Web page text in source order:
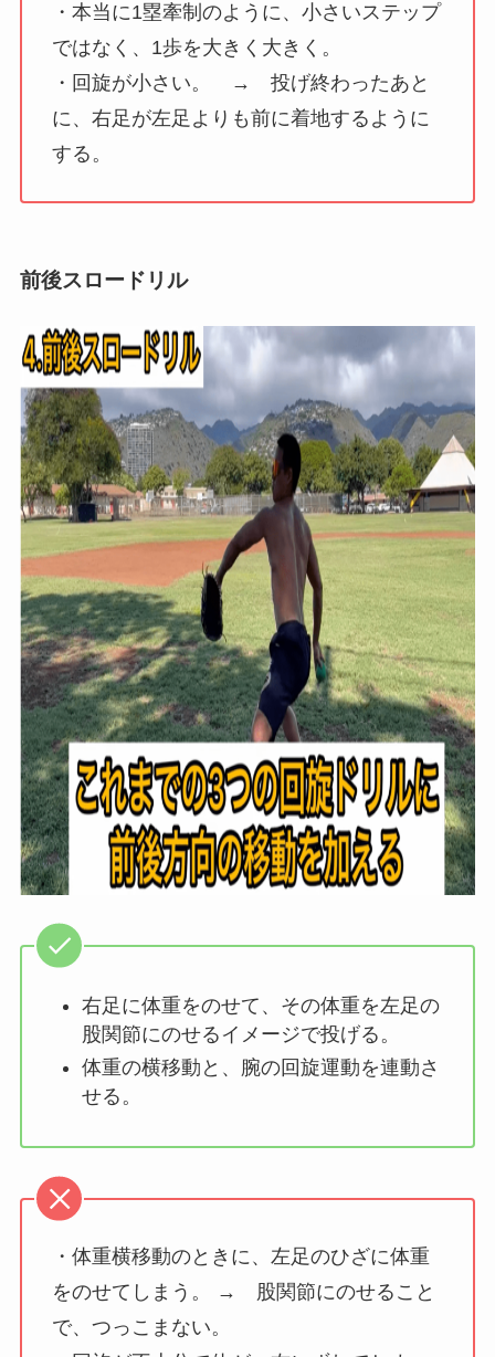
・本当に1塁牽制のように、小さいステップ
ではなく、1歩を大きく大きく。
・回旋が小さい。 → 投げ終わったあと
に、右足が左足よりも前に着地するように
する。
前後スロードリル
右足に体重をのせて、その体重を左足の
股関節にのせるイメージで投げる。
体重の横移動と、腕の回旋運動を連動さ
せる。
・体重横移動のときに、左足のひざに体重
をのせてしまう。 → 股関節にのせること
で、つっこまない。